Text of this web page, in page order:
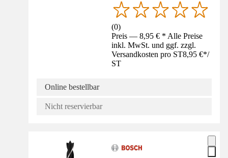
(0)
Preis — 8,95 € * Alle Preise
inkl. MwSt. und ggf. zzgl.
Versandkosten pro ST8,95 €*/
ST
Online bestellbar
Nicht reservierbar